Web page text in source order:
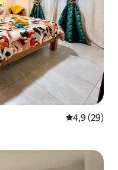
4,9 de uma
4,9 (29)